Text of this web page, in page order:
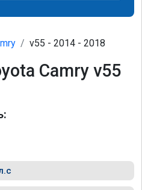
v55 - 2014 - 2018
Camry v55